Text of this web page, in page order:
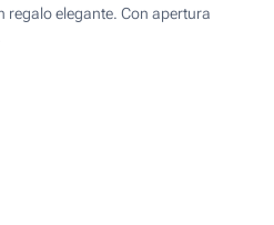
regalo elegante. Con apertura